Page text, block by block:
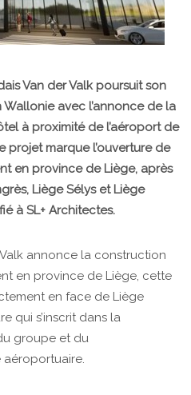
Van der Valk poursuit son
avec l’annonce de la
à proximité de l’aéroport de
projet marque l’ouverture de
en province de Liège, après
Liège Sélys et Liège
à SL+ Architectes.
annonce la construction
en province de Liège, cette
en face de Liège
qui s’inscrit dans la
groupe et du